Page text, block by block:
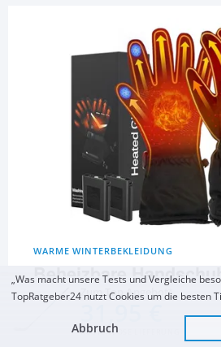
Zum Top Angebot
KOSTENLOSE LIEFERUNG
WARME WINTERBEKLEIDUNG
Beheizbare
Upgrade
Handschuhe
„Was macht unsere Tests und Vergleiche
TopRatgeber24 nutzt Cookies um die besten
Abbruch